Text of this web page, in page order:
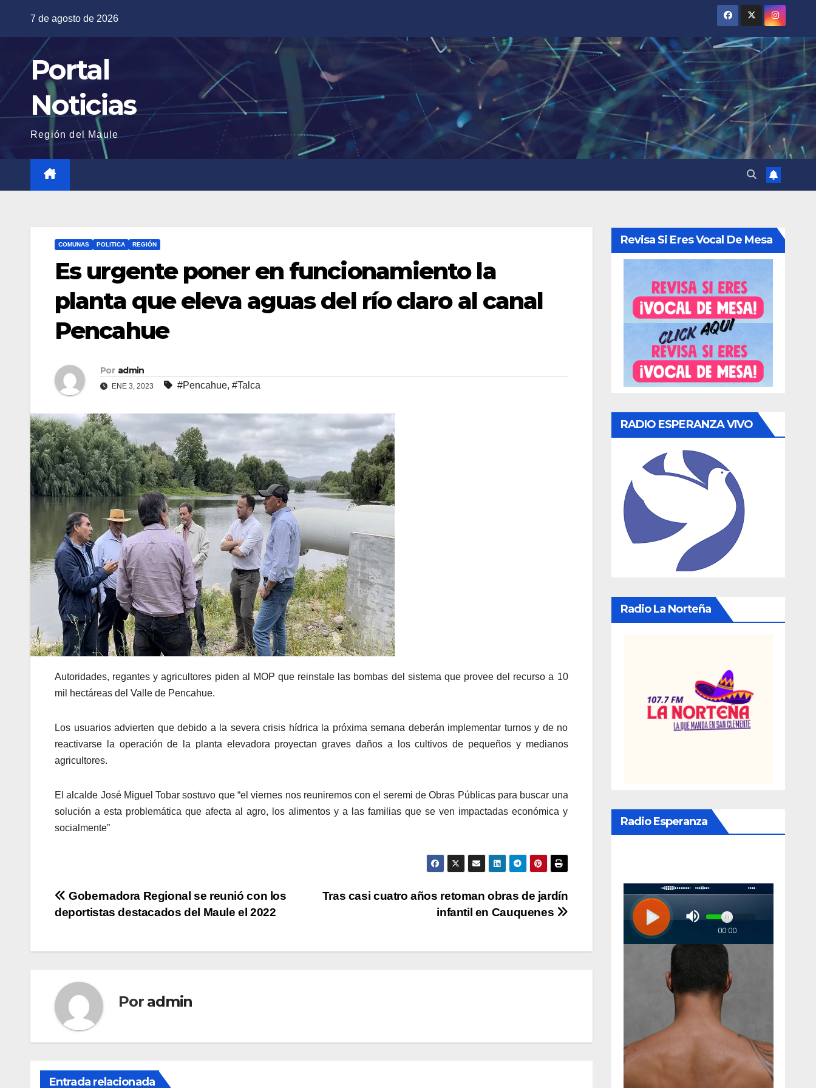
contenido
7 de agosto de 2026
Portal
Noticias
Región del Maule
COMUNAS POLITICA REGIÓN
Es urgente poner en funcionamiento la
planta que eleva aguas del río claro al canal
Pencahue
Por admin
ENE 3, 2023 #Pencahue, #Talca
Autoridades, regantes y agricultores piden al MOP que reinstale las bombas del sistema que provee del recurso a 10
mil hectáreas del Valle de Pencahue.
Los usuarios advierten que debido a la severa crisis hídrica la próxima semana deberán implementar turnos y de no
reactivarse la operación de la planta elevadora proyectan graves daños a los cultivos de pequeños y medianos
agricultores.
El alcalde José Miguel Tobar sostuvo que “el viernes nos reuniremos con el seremi de Obras Públicas para buscar una
solución a esta problemática que afecta al agro, los alimentos y a las familias que se ven impactadas económica y
socialmente”
Navegación
de
entradas
Tras casi cuatro años retoman obras de jardín
infantil en Cauquenes
Gobernadora Regional se reunió con los
deportistas destacados del Maule el 2022
Por admin
Entrada relacionada
Revisa Si Eres Vocal De Mesa
RADIO ESPERANZA VIVO
Radio La Norteña
Radio Esperanza